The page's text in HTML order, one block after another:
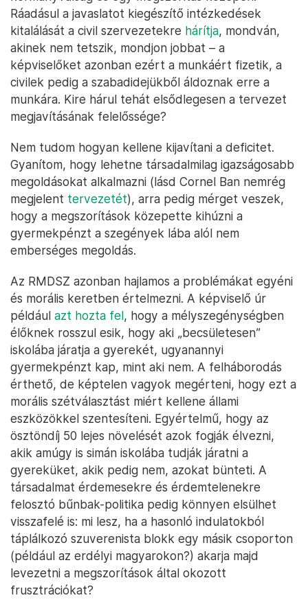
Ráadásul a javaslatot kiegészítő intézkedések
kitalálását a civil szervezetekre hárítja, mondván,
akinek nem tetszik, mondjon jobbat – a
képviselőket azonban ezért a munkáért fizetik, a
civilek pedig a szabadidejükből áldoznak erre a
munkára. Kire hárul tehát elsődlegesen a tervezet
megjavításának felelőssége?
Nem tudom hogyan kellene kijavítani a deficitet.
Gyanítom, hogy lehetne társadalmilag igazságosabb
megoldásokat alkalmazni (lásd Cornel Ban nemrég
megjelent tervezetét), arra pedig mérget veszek,
hogy a megszorítások közepette kihúzni a
gyermekpénzt a szegények lába alól nem
emberséges megoldás.
Az RMDSZ azonban hajlamos a problémákat egyéni
és morális keretben értelmezni. A képviselő úr
például azt hozta fel, hogy a mélyszegénységben
élőknek rosszul esik, hogy aki „becsületesen”
iskolába járatja a gyerekét, ugyanannyi
gyermekpénzt kap, mint aki nem. A felháborodás
érthető, de képtelen vagyok megérteni, hogy ezt a
morális szétválasztást miért kellene állami
eszközökkel szentesíteni. Egyértelmű, hogy az
ösztöndíj 50 lejes növelését azok fogják élvezni,
akik amúgy is simán iskolába tudják járatni a
gyereküket, akik pedig nem, azokat bünteti. A
társadalmat érdemesekre és érdemtelenekre
felosztó bűnbak-politika pedig könnyen elsülhet
visszafelé is: mi lesz, ha a hasonló indulatokból
táplálkozó szuverenista blokk egy másik csoporton
(például az erdélyi magyarokon?) akarja majd
levezetni a megszorítások által okozott
frusztrációkat?